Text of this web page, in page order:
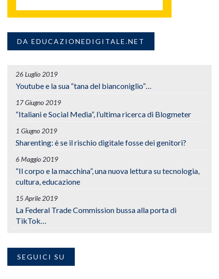
DA EDUCAZIONEDIGITALE.NET
26 Luglio 2019
Youtube e la sua “tana del bianconiglio”…
17 Giugno 2019
“Italiani e Social Media”, l’ultima ricerca di Blogmeter
1 Giugno 2019
Sharenting: è se il rischio digitale fosse dei genitori?
6 Maggio 2019
“Il corpo e la macchina”, una nuova lettura su tecnologia,
cultura, educazione
15 Aprile 2019
La Federal Trade Commission bussa alla porta di
TikTok…
SEGUICI SU